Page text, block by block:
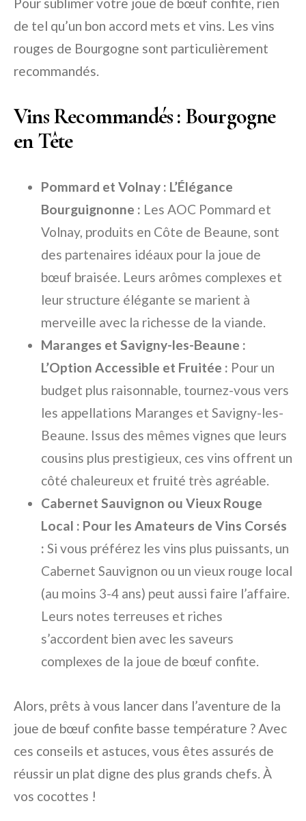
de tel qu’un bon accord mets et vins. Les vins
rouges de Bourgogne sont particulièrement
recommandés.
Vins Recommandés : Bourgogne
en Tête
Pommard et Volnay : L’Élégance
Bourguignonne : Les AOC Pommard et
Volnay, produits en Côte de Beaune, sont
des partenaires idéaux pour la joue de
bœuf braisée. Leurs arômes complexes et
leur structure élégante se marient à
merveille avec la richesse de la viande.
Maranges et Savigny-les-Beaune :
L’Option Accessible et Fruitée : Pour un
budget plus raisonnable, tournez-vous vers
les appellations Maranges et Savigny-les-
Beaune. Issus des mêmes vignes que leurs
cousins plus prestigieux, ces vins offrent un
côté chaleureux et fruité très agréable.
Cabernet Sauvignon ou Vieux Rouge
Local : Pour les Amateurs de Vins Corsés
: Si vous préférez les vins plus puissants, un
Cabernet Sauvignon ou un vieux rouge local
(au moins 3-4 ans) peut aussi faire l’affaire.
Leurs notes terreuses et riches
s’accordent bien avec les saveurs
complexes de la joue de bœuf confite.
Alors, prêts à vous lancer dans l’aventure de la
joue de bœuf confite basse température ? Avec
ces conseils et astuces, vous êtes assurés de
réussir un plat digne des plus grands chefs. À
vos cocottes !